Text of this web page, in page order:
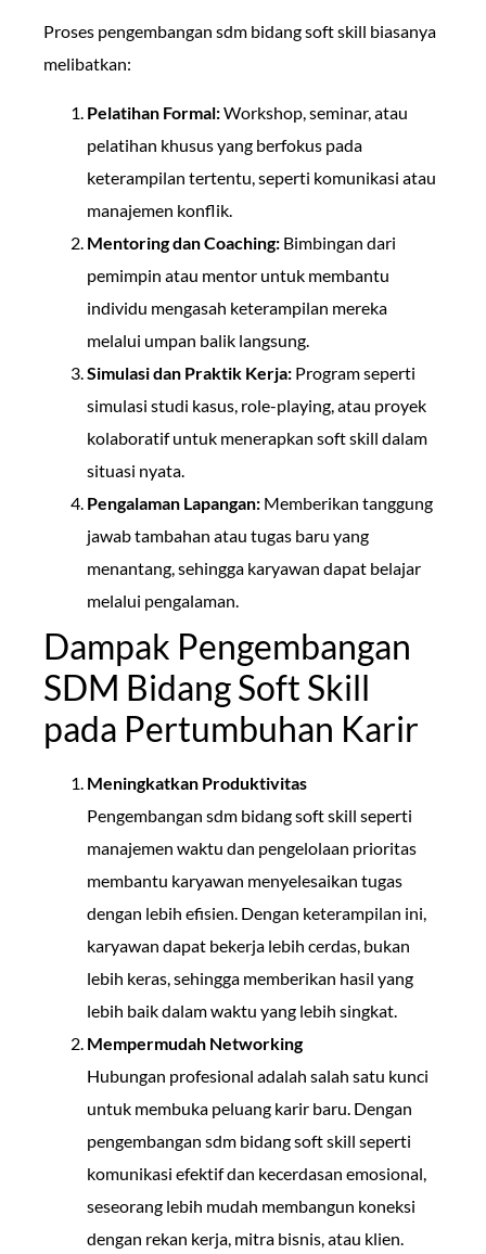
Proses pengembangan sdm bidang soft skill biasanya
melibatkan:
Pelatihan Formal:Workshop, seminar, atau
pelatihan khusus yang berfokus pada
keterampilan tertentu, seperti komunikasi atau
manajemen konflik.
Mentoring dan Coaching: Bimbingan dari
pemimpin atau mentor untuk membantu
individu mengasah keterampilan mereka
melalui umpan balik langsung.
Simulasi dan Praktik Kerja: Program seperti
simulasi studi kasus, role-playing, atau proyek
kolaboratif untuk menerapkan soft skill dalam
situasi nyata.
Pengalaman Lapangan: Memberikan tanggung
jawab tambahan atau tugas baru yang
menantang, sehingga karyawan dapat belajar
melalui pengalaman.
Dampak Pengembangan
SDM Bidang Soft Skill
pada Pertumbuhan Karir
Meningkatkan Produktivitas
Pengembangan sdm bidang soft skill seperti
manajemen waktu dan pengelolaan prioritas
membantu karyawan menyelesaikan tugas
dengan lebih efisien. Dengan keterampilan ini,
karyawan dapat bekerja lebih cerdas, bukan
lebih keras, sehingga memberikan hasil yang
lebih baik dalam waktu yang lebih singkat.
Mempermudah Networking
Hubungan profesional adalah salah satu kunci
untuk membuka peluang karir baru. Dengan
pengembangan sdm bidang soft skill seperti
komunikasi efektif dan kecerdasan emosional,
seseorang lebih mudah membangun koneksi
dengan rekan kerja, mitra bisnis, atau klien.